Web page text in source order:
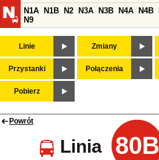
N1A
N1B N2 N3A N3B N4A N4B
N9
Linie Zmiany
Przystanki Połączenia
Pobierz
Powrót
Linia 80B